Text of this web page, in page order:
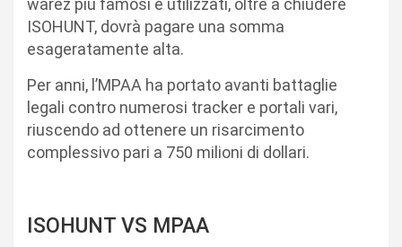
warez più famosi e utilizzati, oltre a chiudere
ISOHUNT, dovrà pagare una somma
esageratamente alta.
Per anni, l’MPAA ha portato avanti battaglie
legali contro numerosi tracker e portali vari,
riuscendo ad ottenere un risarcimento
complessivo pari a 750 milioni di dollari.
ISOHUNT VS MPAA